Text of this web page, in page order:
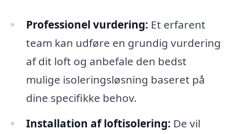
Professionel vurdering: Et erfarent
team kan udføre en grundig vurdering
af dit loft og anbefale den bedst
mulige isoleringsløsning baseret på
dine specifikke behov.
Installation af loftisolering: De vil